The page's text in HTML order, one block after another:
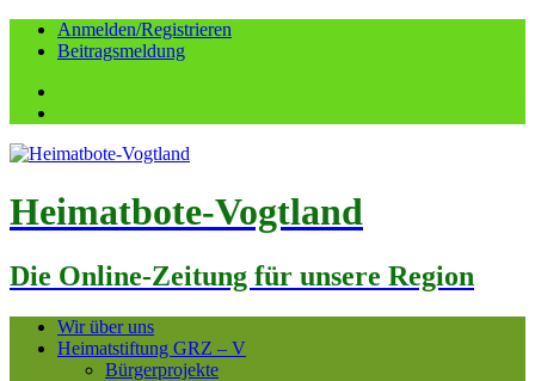
Anmelden/Registrieren
Beitragsmeldung
Heimatbote-Vogtland
Die Online-Zeitung für unsere Region
Wir über uns
Heimatstiftung GRZ – V
Bürgerprojekte